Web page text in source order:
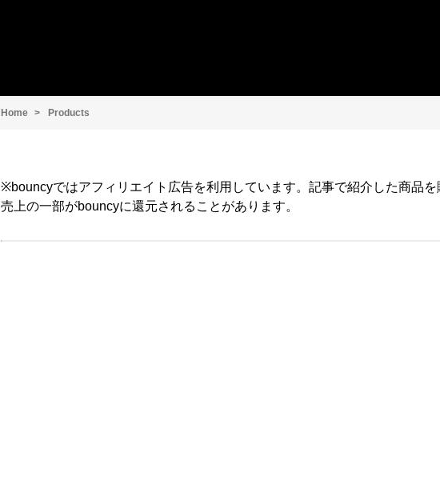
Home Products
※bouncyではアフィリエイト広告を利用しています。記事で紹介した商品を
売上の一部がbouncyに還元されることがあります。